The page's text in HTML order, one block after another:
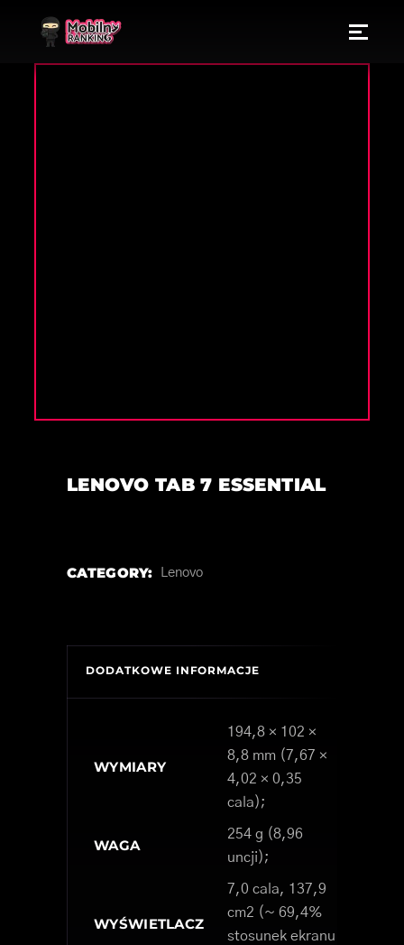
LENOVO TAB 7 ESSENTIAL
CATEGORY: Lenovo
DODATKOWE INFORMACJE
WYMIARY
194,8 × 102 ×
8,8 mm (7,67 ×
4,02 × 0,35
cala);
WAGA
254 g (8,96
uncji);
WYŚWIETLACZ
7,0 cala, 137,9
cm2 (~ 69,4%
stosunek ekranu